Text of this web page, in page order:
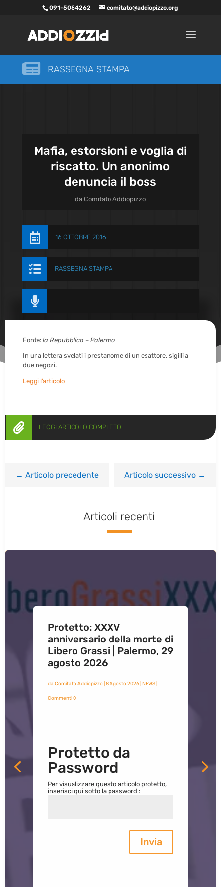
091-5084262 comitato@addiopizzo.org
 RASSEGNA STAMPA
Mafia, estorsioni e voglia di
riscatto. Un anonimo
denuncia il boss
daComitato Addiopizzo
 16 OTTOBRE 2016
 RASSEGNA STAMPA

Fonte:la Repubblica – Palermo
In una lettera svelati i prestanome di un esattore, sigilli a
due negozi.
Leggi l’articolo
 LEGGI ARTICOLO COMPLETO
←Articolo precedente Articolo successivo→
Articoli recenti
Protetto: XXXV
anniversario della morte di
Libero Grassi | Palermo, 29
agosto 2026
da Comitato Addiopizzo| 8 Agosto 2026| NEWS|
Commenti 0
Protetto da
Password
Per visualizzare questo articolo protetto,
inserisci qui sotto la password :
Invia